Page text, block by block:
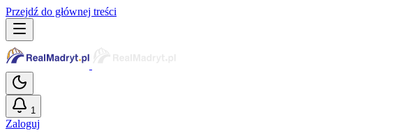
Przejdź do głównej treści
1
Zaloguj